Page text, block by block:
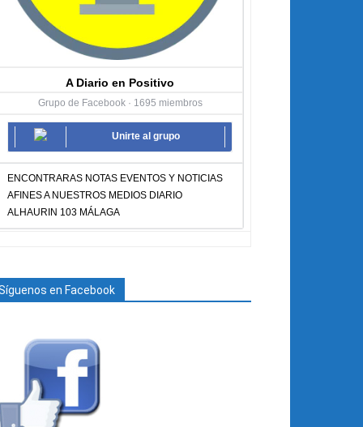
A Diario en Positivo
Grupo de Facebook · 1695 miembros
Unirte al grupo
ENCONTRARAS NOTAS EVENTOS Y NOTICIAS
AFINES A NUESTROS MEDIOS DIARIO
ALHAURIN 103 MÁLAGA
en Facebook